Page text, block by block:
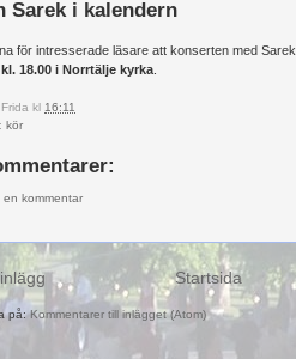
Sarek i kalendern
för intresserade läsare att konserten med Sarek
18.00 i Norrtälje kyrka
Frida kl 16:11
kör
en kommentar
Startsida
på:Kommentarer till inlägget (Atom)